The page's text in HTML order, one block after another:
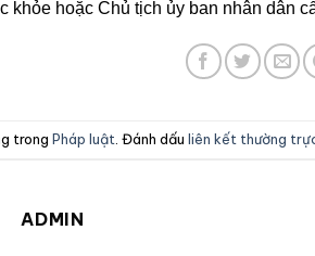
khỏe hoặc Chủ tịch ủy ban nhân dân
trong Pháp luật . Đánh dấu liên kết thường
ADMIN